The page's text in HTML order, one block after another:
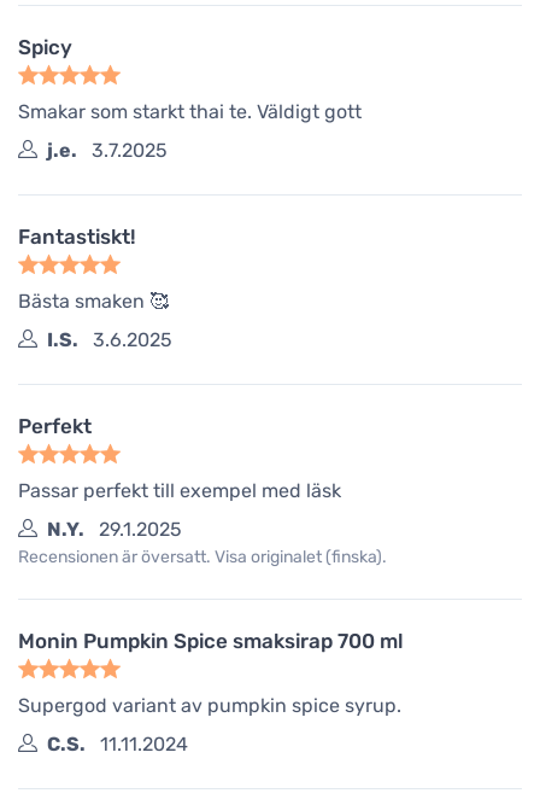
Spicy
Smakar som starkt thai te. Väldigt gott
j.e.
3.7.2025
Fantastiskt!
Bästa smaken 🥰
I.S.
3.6.2025
Perfekt
Passar perfekt till exempel med läsk
N.Y.
29.1.2025
Recensionen är översatt. Visa originalet (finska).
Monin Pumpkin Spice smaksirap 700 ml
Supergod variant av pumpkin spice syrup.
C.S.
11.11.2024